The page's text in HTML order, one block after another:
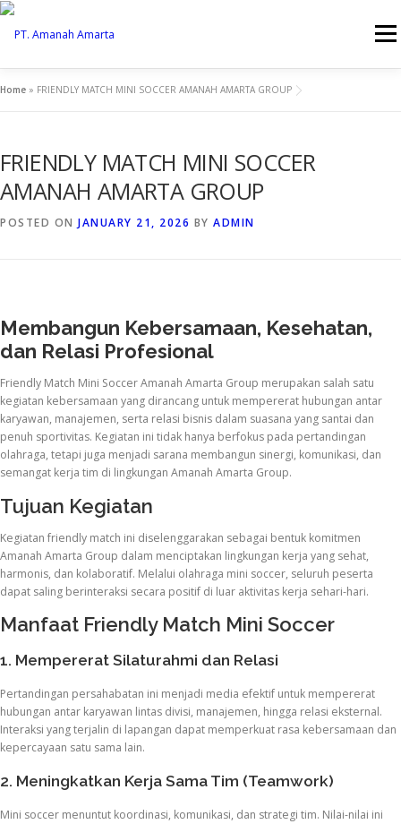
Skip
content
Menu
CAREER NEWS CONTACT KEBIJAKAN MUTU
Home » FRIENDLY MATCH MINI SOCCER AMANAH AMARTA GROUP
FRIENDLY MATCH MINI SOCCER
AMANAH AMARTA GROUP
POSTED ON JANUARY 21, 2026 BY ADMIN
Membangun Kebersamaan, Kesehatan,
dan Relasi Profesional
Friendly Match Mini Soccer Amanah Amarta Group merupakan salah satu
kegiatan kebersamaan yang dirancang untuk mempererat hubungan antar
karyawan, manajemen, serta relasi bisnis dalam suasana yang santai dan
penuh sportivitas. Kegiatan ini tidak hanya berfokus pada pertandingan
olahraga, tetapi juga menjadi sarana membangun sinergi, komunikasi, dan
semangat kerja tim di lingkungan Amanah Amarta Group.
Tujuan Kegiatan
Kegiatan friendly match ini diselenggarakan sebagai bentuk komitmen
Amanah Amarta Group dalam menciptakan lingkungan kerja yang sehat,
harmonis, dan kolaboratif. Melalui olahraga mini soccer, seluruh peserta
dapat saling berinteraksi secara positif di luar aktivitas kerja sehari-hari.
Manfaat Friendly Match Mini Soccer
1. Mempererat Silaturahmi dan Relasi
Pertandingan persahabatan ini menjadi media efektif untuk mempererat
hubungan antar karyawan lintas divisi, manajemen, hingga relasi eksternal.
Interaksi yang terjalin di lapangan dapat memperkuat rasa kebersamaan dan
kepercayaan satu sama lain.
2. Meningkatkan Kerja Sama Tim (Teamwork)
Mini soccer menuntut koordinasi, komunikasi, dan strategi tim. Nilai-nilai ini